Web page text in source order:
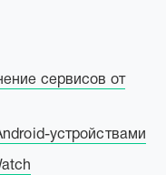
сервисов от
устройствами